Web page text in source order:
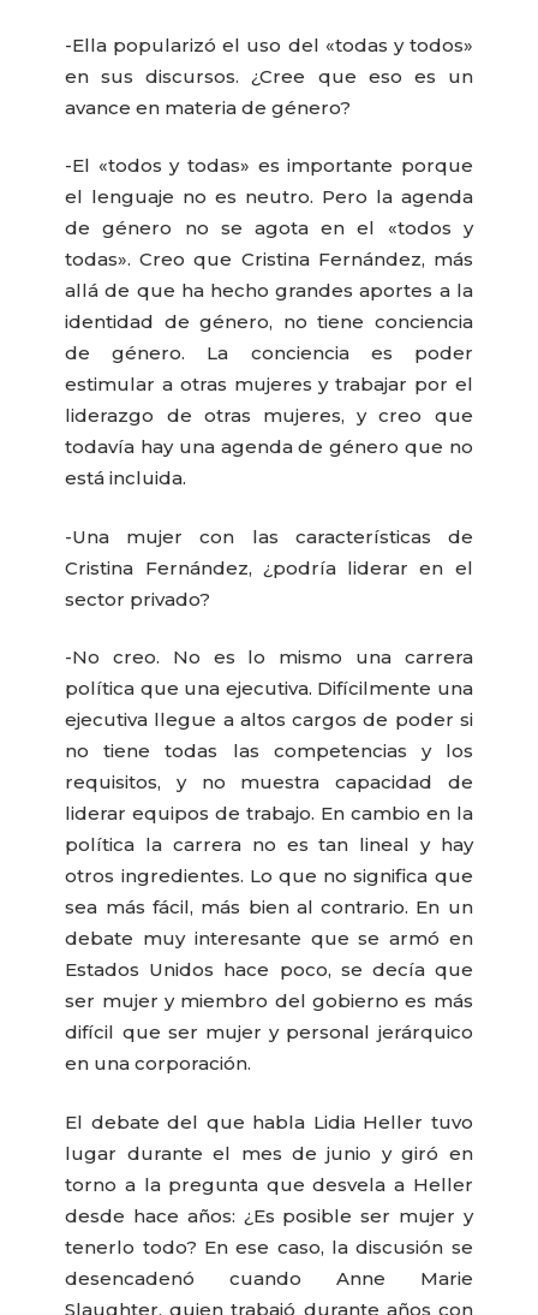
-Ella popularizó el uso del «todas y todos»
en sus discursos. ¿Cree que eso es un
avance en materia de género?
-El «todos y todas» es importante porque
el lenguaje no es neutro. Pero la agenda
de género no se agota en el «todos y
todas». Creo que Cristina Fernández, más
allá de que ha hecho grandes aportes a la
identidad de género, no tiene conciencia
de género. La conciencia es poder
estimular a otras mujeres y trabajar por el
liderazgo de otras mujeres, y creo que
todavía hay una agenda de género que no
está incluida.
-Una mujer con las características de
Cristina Fernández, ¿podría liderar en el
sector privado?
-No creo. No es lo mismo una carrera
política que una ejecutiva. Difícilmente una
ejecutiva llegue a altos cargos de poder si
no tiene todas las competencias y los
requisitos, y no muestra capacidad de
liderar equipos de trabajo. En cambio en la
política la carrera no es tan lineal y hay
otros ingredientes. Lo que no significa que
sea más fácil, más bien al contrario. En un
debate muy interesante que se armó en
Estados Unidos hace poco, se decía que
ser mujer y miembro del gobierno es más
difícil que ser mujer y personal jerárquico
en una corporación.
El debate del que habla Lidia Heller tuvo
lugar durante el mes de junio y giró en
torno a la pregunta que desvela a Heller
desde hace años: ¿Es posible ser mujer y
tenerlo todo? En ese caso, la discusión se
desencadenó cuando Anne Marie
Slaughter, quien trabajó durante años con